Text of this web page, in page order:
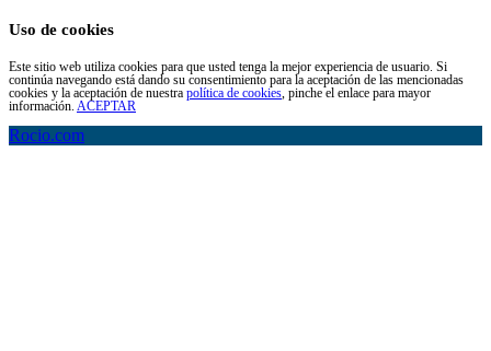
Uso de cookies
Este sitio web utiliza cookies para que usted tenga la mejor experiencia de usuario. Si
continúa navegando está dando su consentimiento para la aceptación de las mencionadas
cookies y la aceptación de nuestra política de cookies , pinche el enlace para mayor
información. ACEPTAR
Rocio.com